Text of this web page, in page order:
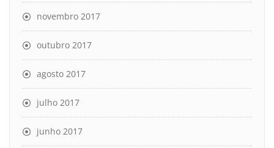
novembro 2017
outubro 2017
agosto 2017
julho 2017
junho 2017